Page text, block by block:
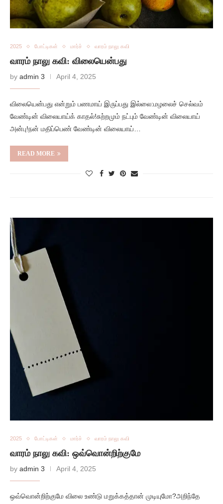
2025 போட்டிகள் மார்ச் வாரம் நாலு கவி
வாரம் நாலு கவி: விலையென்பது
by admin 3 April 4, 2025
விலையென்பது என்றும் பணமாய் இருப்பது இல்லை:மழலைச் செல்வம்
வேண்டின் விலையாய்க் காதல்!சுற்றமும் நட்பும் வேண்டின் விலையாய்
அன்பு!நன் மதிப்பெண் வேண்டின் விலையாய்…
READ MORE
2025 போட்டிகள் மார்ச் வாரம் நாலு கவி
வாரம் நாலு கவி: ஒவ்வொன்றிற்குமே
by admin 3 April 4, 2025
ஒவ்வொன்றிற்குமே விலை உண்டு மறுக்கத்தான் முடியுமோ?அறிந்தே